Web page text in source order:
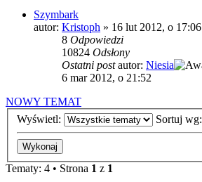
Szymbark
autor: Kristoph » 16 lut 2012, o 17:06
8 Odpowiedzi
10824 Odsłony
Ostatni postautor: Niesia
6 mar 2012, o 21:52
NOWY TEMAT
Wyświetl:
Sortuj wg:
Tematy: 4 • Strona 1 z 1